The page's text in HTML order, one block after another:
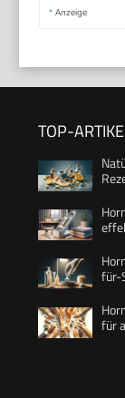
* Anzeige
TOP-
für-
für